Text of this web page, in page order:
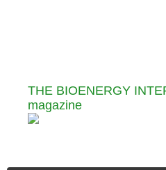
THE BIOENERGY
magazine